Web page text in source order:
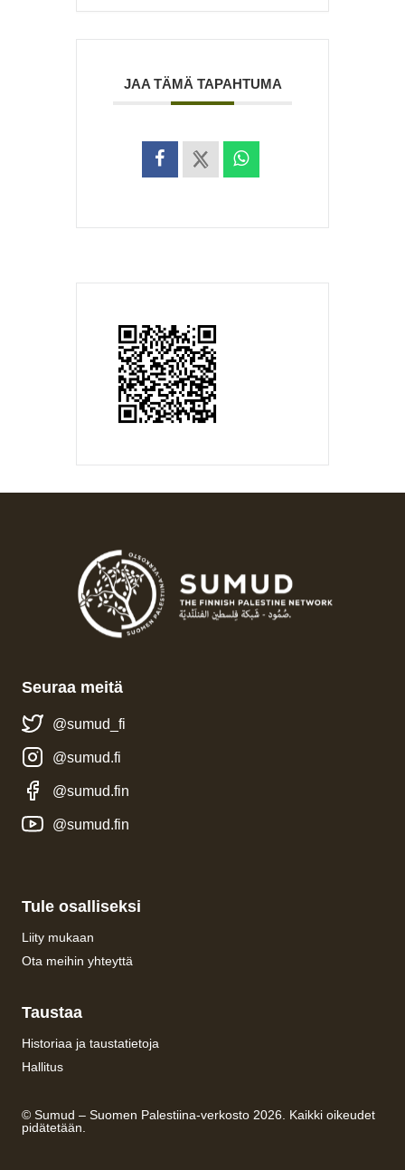
JAA TÄMÄ TAPAHTUMA
Seuraa meitä
@sumud_fi
@sumud.fi
@sumud.fin
@sumud.fin
Tule osalliseksi
Liity mukaan
Ota meihin yhteyttä
Taustaa
Historiaa ja taustatietoja
Hallitus
© Sumud – Suomen Palestiina-verkosto 2026. Kaikki oikeudet
pidätetään.